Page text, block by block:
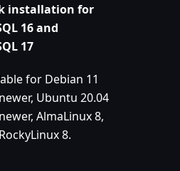
installation for
16 and
17
for Debian 11
Ubuntu 20.04
AlmaLinux 8,
8.